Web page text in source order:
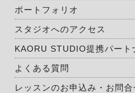
ポートフォリオ
スタジオへのアクセス
KAORU STUDIO提携パート
よくある質問
レッスンのお申込み・お問合